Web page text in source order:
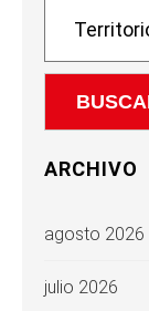
ARCHIVO
agosto 2026
julio 2026